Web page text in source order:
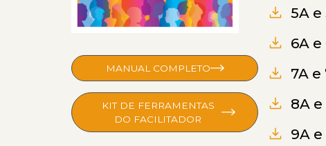
5A
6A
7A
8A
9A
MANUAL COMPLETO
KIT DE FERRAMENTAS
DO FACILITADOR